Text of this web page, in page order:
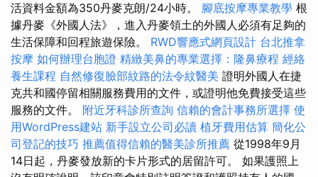
活資料金額為350丹麥克朗/24小時。 腳底按摩專業教學 根
據丹麥《外國人法》，進入丹麥領土的外國人必須有足夠的
生活保障和回程旅遊保險。 RWD響應式網頁設計 台北推拿
按摩 如何辦理台胞證 精緻美鼻的專業選擇：隆鼻療程 經絡
養生課程 自然修復臉部紋路的法令紋醫美 證明外國人在捷
克共和國停留相關服務費用的文件，或證明他免費接受這些
服務的文件。 附近牙科診所查詢 信賴的會計事務所選擇 使
用WordPress建站 新手設立公司必讀 植牙費用估算 簡化公
司登記的技巧 推薦值得信賴的醫美診所推薦 從1998年9月
14日起，丹麥發放新的卡片形式的居留許可。 如果護照上